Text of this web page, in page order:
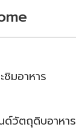
มอาหาร
ด์วัตถุดิบอาหาร